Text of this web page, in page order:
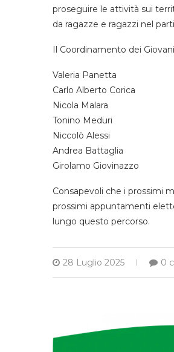
proseguire le attività sui
da ragazze e ragazzi nel
Il Coordinamento dei
Valeria Panetta
Carlo Alberto Corica
Nicola Malara
Tonino Meduri
Niccolò Alessi
Andrea Battaglia
Girolamo Giovinazzo
Consapevoli che i prossimi
prossimi appuntamenti
lungo questo percorso.
28 Luglio 2025 0